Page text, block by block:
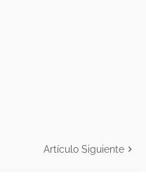
Artículo Siguiente